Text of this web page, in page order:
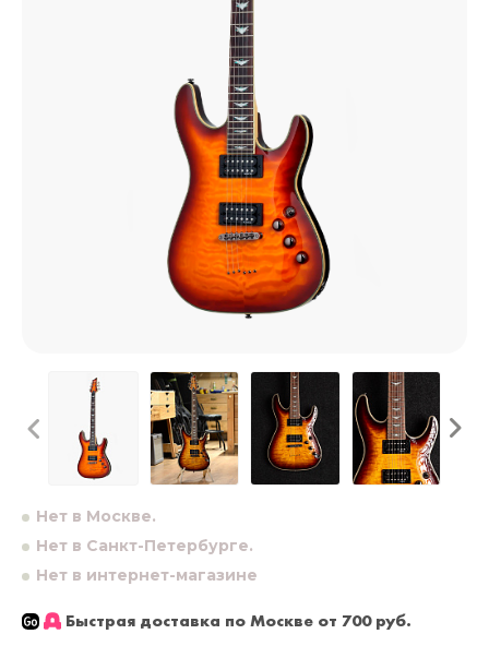
Нет в Москве.
Нет в Санкт-Петербурге.
Нет в интернет-магазине
Быстрая доставка по Москве от 700 руб.